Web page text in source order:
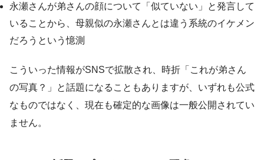
永瀬さんが弟さんの顔について「似ていない」と発言して
いることから、母親似の永瀬さんとは違う系統のイケメン
だろうという憶測
こういった情報がSNSで拡散され、時折「これが弟さん
の写真？」と話題になることもありますが、いずれも公式
なものではなく、現在も確定的な画像は一般公開されてい
ません。